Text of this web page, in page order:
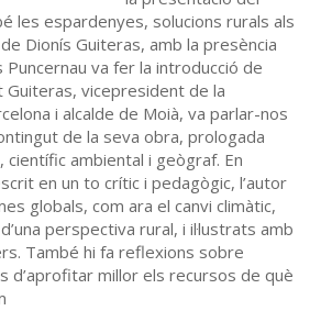
les espardenyes, solucions rurals als
Dionís Guiteras, amb la presència
Puncernau va fer la introducció de
Guiteras, vicepresident de la
i alcalde de Moià, va parlar-nos
de la seva obra, prologada
científic ambiental i geògraf. En
en un to crític i pedagògic, l’autor
globals, com ara el canvi climàtic,
perspectiva rural, i il·lustrats amb
També hi fa reflexions sobre
d’aprofitar millor els recursos de què